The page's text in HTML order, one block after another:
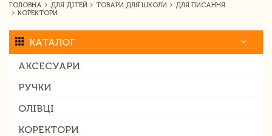
ГОЛОВНА ДЛЯ ДІТЕЙ ТОВАРИ ДЛЯ ШКОЛИ
ДЛЯ ПИСАННЯ
КОРЕКТОРИ
КАТАЛОГ
АКСЕСУАРИ
РУЧКИ
ОЛІВЦІ
КОРЕКТОРИ